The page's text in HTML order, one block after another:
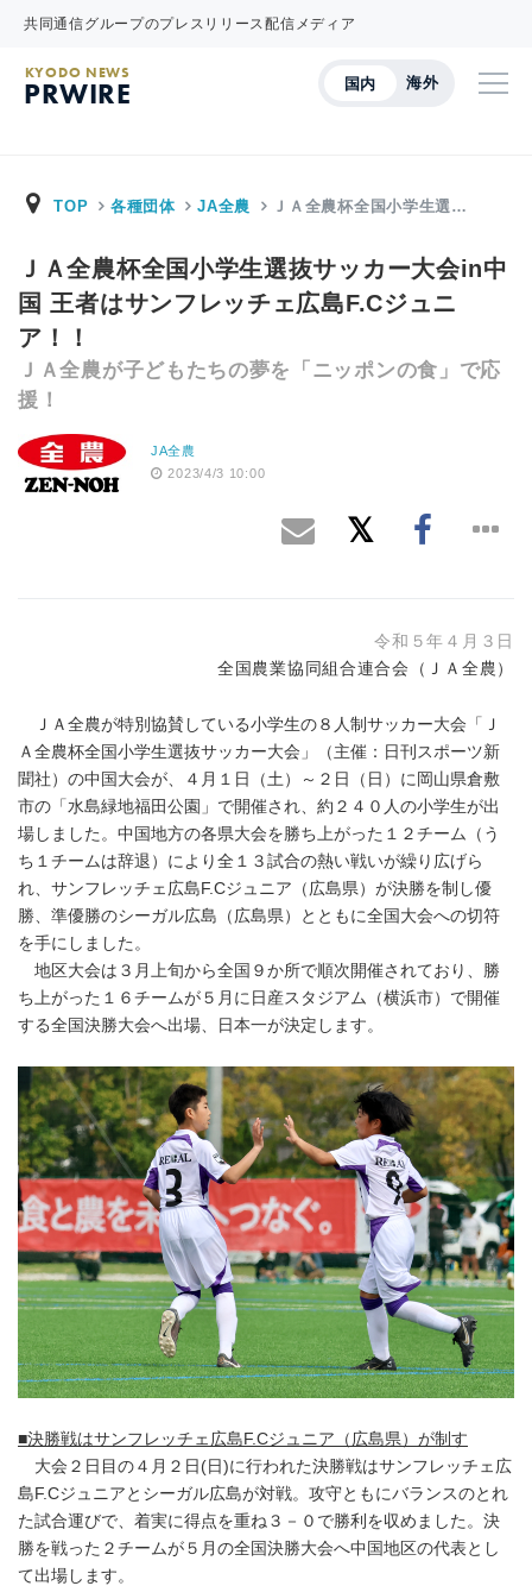
共同通信グループのプレスリリース配信メディア
国内 海外
KYODO NEWS
PRWIRE
TOP 各種団体 JA全農 ＪＡ全農杯全国小学生選…
ＪＡ全農杯全国小学生選抜サッカー大会in中
国 王者はサンフレッチェ広島F.Cジュニ
ア！！
ＪＡ全農が子どもたちの夢を「ニッポンの食」で応
援！
JA全農
2023/4/3 10:00
令和５年４月３日
全国農業協同組合連合会（ＪＡ全農）
ＪＡ全農が特別協賛している小学生の８人制サッカー大会「Ｊ
Ａ全農杯全国小学生選抜サッカー大会」（主催：日刊スポーツ新
聞社）の中国大会が、４月１日（土）～２日（日）に岡山県倉敷
市の「水島緑地福田公園」で開催され、約２４０人の小学生が出
場しました。中国地方の各県大会を勝ち上がった１２チーム（う
ち１チームは辞退）により全１３試合の熱い戦いが繰り広げら
れ、サンフレッチェ広島F.Cジュニア（広島県）が決勝を制し優
勝、準優勝のシーガル広島（広島県）とともに全国大会への切符
を手にしました。
地区大会は３月上旬から全国９か所で順次開催されており、勝
ち上がった１６チームが５月に日産スタジアム（横浜市）で開催
する全国決勝大会へ出場、日本一が決定します。
■決勝戦はサンフレッチェ広島F.Cジュニア（広島県）が制す
大会２日目の４月２日(日)に行われた決勝戦はサンフレッチェ広
島F.Cジュニアとシーガル広島が対戦。攻守ともにバランスのとれ
た試合運びで、着実に得点を重ね３－０で勝利を収めました。決
勝を戦った２チームが５月の全国決勝大会へ中国地区の代表とし
て出場します。